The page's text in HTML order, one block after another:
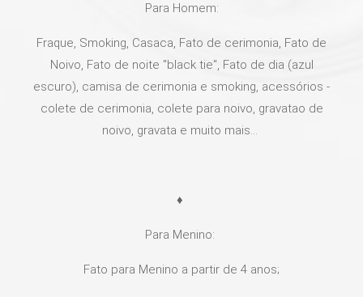
Para Homem:
Fraque, Smoking, Casaca, Fato de cerimonia, Fato de
Noivo, Fato de noite "black tie", Fato de dia (azul
escuro), camisa de cerimonia e smoking, acessórios -
colete de cerimonia, colete para noivo, gravatao de
noivo, gravata e muito mais...
♦
Para Menino:
Fato para Menino a partir de 4 anos;